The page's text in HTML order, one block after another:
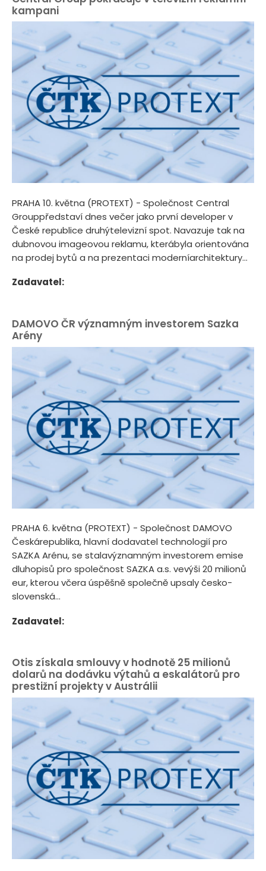
kampani
PRAHA 10. května (PROTEXT) - Společnost Central
Grouppředstaví dnes večer jako první developer v
České republice druhýtelevizní spot. Navazuje tak na
dubnovou imageovou reklamu, kterábyla orientována
na prodej bytů a na prezentaci moderníarchitektury...
Zadavatel:
DAMOVO ČR významným investorem Sazka
Arény
PRAHA 6. května (PROTEXT) - Společnost DAMOVO
Českárepublika, hlavní dodavatel technologií pro
SAZKA Arénu, se stalavýznamným investorem emise
dluhopisů pro společnost SAZKA a.s. vevýši 20 milionů
eur, kterou včera úspěšně společně upsaly česko-
slovenská...
Zadavatel:
Otis získala smlouvy v hodnotě 25 milionů
dolarů na dodávku výtahů a eskalátorů pro
prestižní projekty v Austrálii